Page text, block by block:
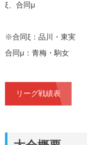
ξ、合同μ
※合同ξ：品川・東実
合同μ：青梅・駒女
リーグ戦績表